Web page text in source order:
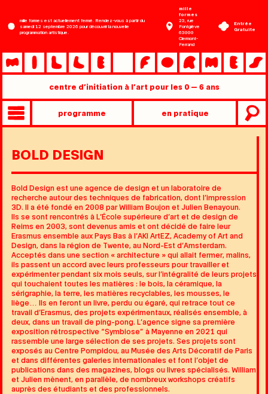
contenu
mille formes est actuellement fermé. Rendez-vous à partir du
samedi 12 septembre 2026 pour découvrir la nouvelle
programmation artistique.
mille
formes
23, rue
Fontgiève
63000
Clermont-
Ferrand
Entrée
Gratuite
centre d’initiation à l’art pour les 0 — 6 ans
Entrée
rapide
programme en pratique
niveau
BOLD DESIGN
Bold Design est une agence de design et un laboratoire de
recherche autour des techniques de fabrication, dont l’impression
3D. Il a été fondé en 2008 par William Boujon et Julien Benayoun.
Ils se sont rencontrés à L’École supérieure d’art et de design de
Reims en 2003, sont devenus amis et ont décidé de faire leur
Erasmus ensemble aux Pays Bas à l’AKI ArtEZ, Academy of Art and
Design, dans la région de Twente, au Nord-Est d’Amsterdam.
Acceptés dans une section « architecture » qui allait fermer, malins,
ils passent un accord avec leurs professeurs pour travailler et
expérimenter pendant six mois seuls, sur l’intégralité de leurs projets
qui touchaient toutes les matières : le bois, la céramique, la
sérigraphie, la terre, les matières recyclables, les mousses, le
liège… Ils en feront un livre, perdu ou égaré, qui retrace tout ce
travail d’Erasmus, des projets expérimentaux, réalisés ensemble, à
deux, dans un travail de ping-pong. L’agence signe sa première
exposition rétrospective “Symbiose” à Mayenne en 2021 qui
rassemble une large sélection de ses projets. Ses projets sont
exposés au Centre Pompidou, au Musée des Arts Décoratif de Paris
et dans différentes galeries internationales et font l’objet de
publications dans des magazines, blogs ou livres spécialisés. William
et Julien mènent, en parallèle, de nombreux workshops créatifs
auprès des étudiants et des professionnels.